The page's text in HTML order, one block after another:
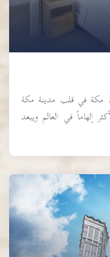
في قلب مدينة مكة
في العالم ويبعد